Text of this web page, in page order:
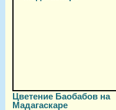
Цветение Баобабов на
Мадагаскаре